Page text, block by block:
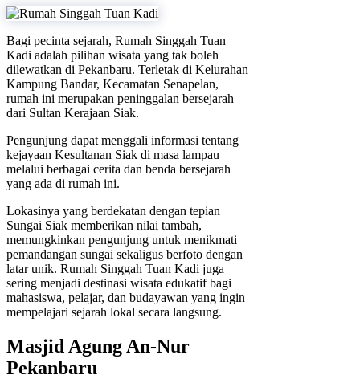
Bagi pecinta sejarah, Rumah Singgah Tuan
Kadi adalah pilihan wisata yang tak boleh
dilewatkan di Pekanbaru. Terletak di Kelurahan
Kampung Bandar, Kecamatan Senapelan,
rumah ini merupakan peninggalan bersejarah
dari Sultan Kerajaan Siak.
Pengunjung dapat menggali informasi tentang
kejayaan Kesultanan Siak di masa lampau
melalui berbagai cerita dan benda bersejarah
yang ada di rumah ini.
Lokasinya yang berdekatan dengan tepian
Sungai Siak memberikan nilai tambah,
memungkinkan pengunjung untuk menikmati
pemandangan sungai sekaligus berfoto dengan
latar unik. Rumah Singgah Tuan Kadi juga
sering menjadi destinasi wisata edukatif bagi
mahasiswa, pelajar, dan budayawan yang ingin
mempelajari sejarah lokal secara langsung.
Masjid Agung An-Nur
Pekanbaru